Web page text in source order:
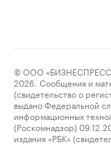
© ООО
2026. Сообщения и
(свидетельство о
выдано Федеральной
информационных
(Роскомнадзор)
издания «РБК»